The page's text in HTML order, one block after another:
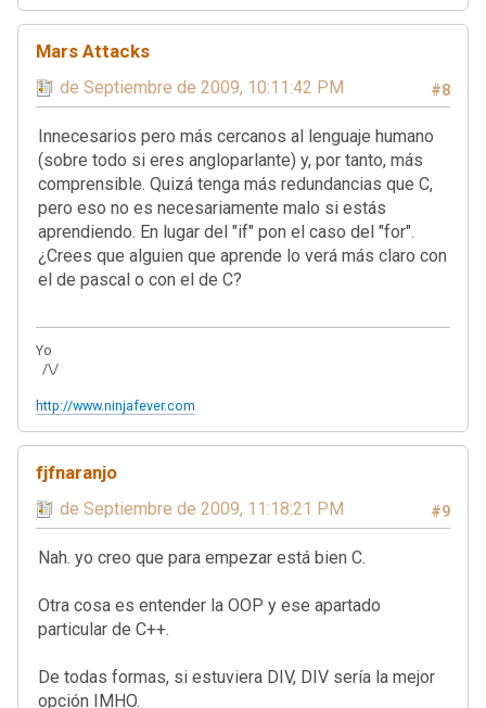
Mars Attacks
#8
11 de Septiembre de 2009, 10:11:42 PM
Innecesarios pero más cercanos al lenguaje humano
(sobre todo si eres angloparlante) y, por tanto, más
comprensible. Quizá tenga más redundancias que C,
pero eso no es necesariamente malo si estás
aprendiendo. En lugar del "if" pon el caso del "for".
¿Crees que alguien que aprende lo verá más claro con
el de pascal o con el de C?
Yo
/\/
http://www.ninjafever.com
fjfnaranjo
#9
11 de Septiembre de 2009, 11:18:21 PM
Nah. yo creo que para empezar está bien C.
Otra cosa es entender la OOP y ese apartado
particular de C++.
De todas formas, si estuviera DIV, DIV sería la mejor
opción IMHO.